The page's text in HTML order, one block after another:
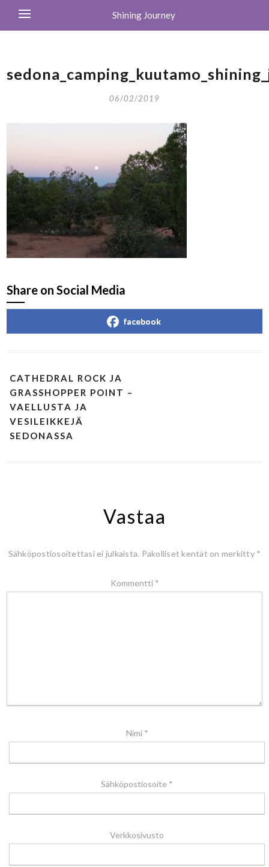
Shining Journey
06/02/2019
Share on Social Media
facebook
CATHEDRAL ROCK JA
GRASSHOPPER POINT –
VAELLUSTA JA
VESILEIKKEJÄ
SEDONASSA
Vastaa
Sähköpostiosoitettasi ei julkaista. Pakolliset kentät on merkitty *
Kommentti *
Nimi *
Sähköpostiosoite *
Verkkosivusto